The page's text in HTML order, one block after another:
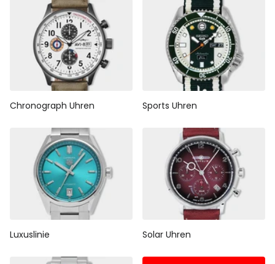
Chronograph Uhren Sports Uhren
Luxuslinie Solar Uhren